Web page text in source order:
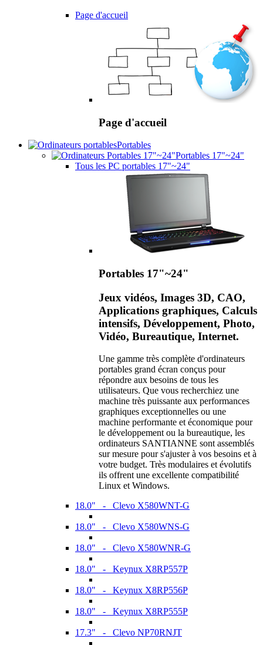
Page d'accueil
Page d'accueil
Portables
Portables 17"~24"
Tous les PC portables 17"~24"
Portables 17"~24"
Jeux vidéos, Images 3D, CAO,
Applications graphiques, Calculs
intensifs, Développement, Photo,
Vidéo, Bureautique, Internet.
Une gamme très complète d'ordinateurs
portables grand écran conçus pour
répondre aux besoins de tous les
utilisateurs. Que vous recherchiez une
machine très puissante aux performances
graphiques exceptionnelles ou une
machine performante et économique pour
le développement ou la bureautique, les
ordinateurs SANTIANNE sont assemblés
sur mesure pour s'ajuster à vos besoins et à
votre budget. Très modulaires et évolutifs
ils offrent une excellente compatibilité
Linux et Windows.
18.0" - Clevo X580WNT-G
18.0" - Clevo X580WNS-G
18.0" - Clevo X580WNR-G
18.0" - Keynux X8RP557P
18.0" - Keynux X8RP556P
18.0" - Keynux X8RP555P
17.3" - Clevo NP70RNJT